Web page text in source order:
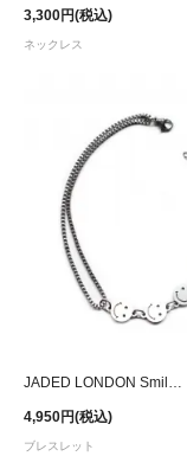
3,300円(税込)
ネックレス
4,950円(税込)
ブレスレット